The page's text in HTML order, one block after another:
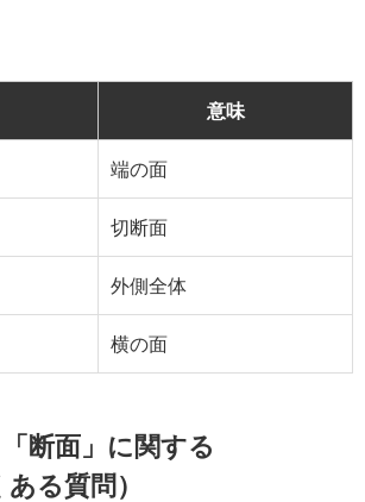
意味
端の面
切断面
外側全体
横の面
「断面」に関する
る質問）